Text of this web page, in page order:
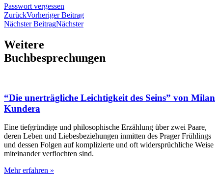
Passwort vergessen
ZurückVorheriger Beitrag
Nächster BeitragNächster
Weitere
Buchbesprechungen
“Die unerträgliche Leichtigkeit des Seins” von Milan
Kundera
Eine tiefgründige und philosophische Erzählung über zwei Paare,
deren Leben und Liebesbeziehungen inmitten des Prager Frühlings
und dessen Folgen auf komplizierte und oft widersprüchliche Weise
miteinander verflochten sind.
Mehr erfahren »